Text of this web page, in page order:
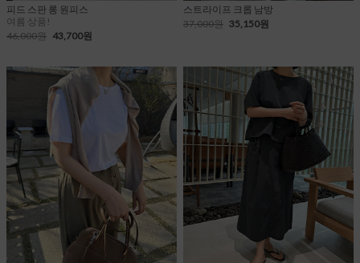
피드 스판 롱 원피스
여름 상품!
46,000원 43,700원
스트라이프 크롭 남방
37,000원 35,150원